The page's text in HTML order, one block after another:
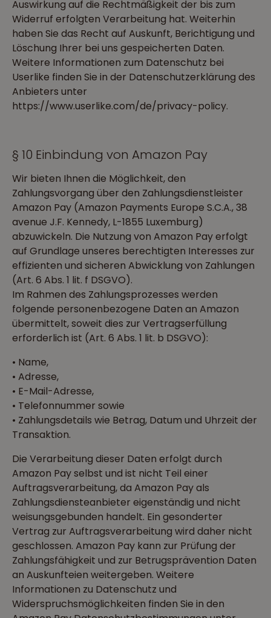
Auswirkung auf die Rechtmäßigkeit der bis zum
Widerruf erfolgten Verarbeitung hat. Weiterhin
haben Sie das Recht auf Auskunft, Berichtigung und
Löschung Ihrer bei uns gespeicherten Daten.
Weitere Informationen zum Datenschutz bei
Userlike finden Sie in der Datenschutzerklärung des
Anbieters unter
https://www.userlike.com/de/privacy-policy.
§ 10 Einbindung von Amazon Pay
Wir bieten Ihnen die Möglichkeit, den
Zahlungsvorgang über den Zahlungsdienstleister
Amazon Pay (Amazon Payments Europe S.C.A., 38
avenue J.F. Kennedy, L-1855 Luxemburg)
abzuwickeln. Die Nutzung von Amazon Pay erfolgt
auf Grundlage unseres berechtigten Interesses zur
effizienten und sicheren Abwicklung von Zahlungen
(Art. 6 Abs. 1 lit. f DSGVO).
Im Rahmen des Zahlungsprozesses werden
folgende personenbezogene Daten an Amazon
übermittelt, soweit dies zur Vertragserfüllung
erforderlich ist (Art. 6 Abs. 1 lit. b DSGVO):
• Name,
• Adresse,
• E-Mail-Adresse,
• Telefonnummer sowie
• Zahlungsdetails wie Betrag, Datum und Uhrzeit der
Transaktion.
Die Verarbeitung dieser Daten erfolgt durch
Amazon Pay selbst und ist nicht Teil einer
Auftragsverarbeitung, da Amazon Pay als
Zahlungsdiensteanbieter eigenständig und nicht
weisungsgebunden handelt. Ein gesonderter
Vertrag zur Auftragsverarbeitung wird daher nicht
geschlossen. Amazon Pay kann zur Prüfung der
Zahlungsfähigkeit und zur Betrugsprävention Daten
an Auskunfteien weitergeben. Weitere
Informationen zu Datenschutz und
Widerspruchsmöglichkeiten finden Sie in den